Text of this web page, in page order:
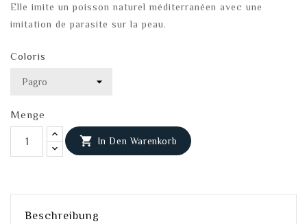
Elle imite un poisson naturel méditerranéen avec une
imitation de parasite sur la peau.
Coloris
Menge
 In Den Warenkorb
Beschreibung